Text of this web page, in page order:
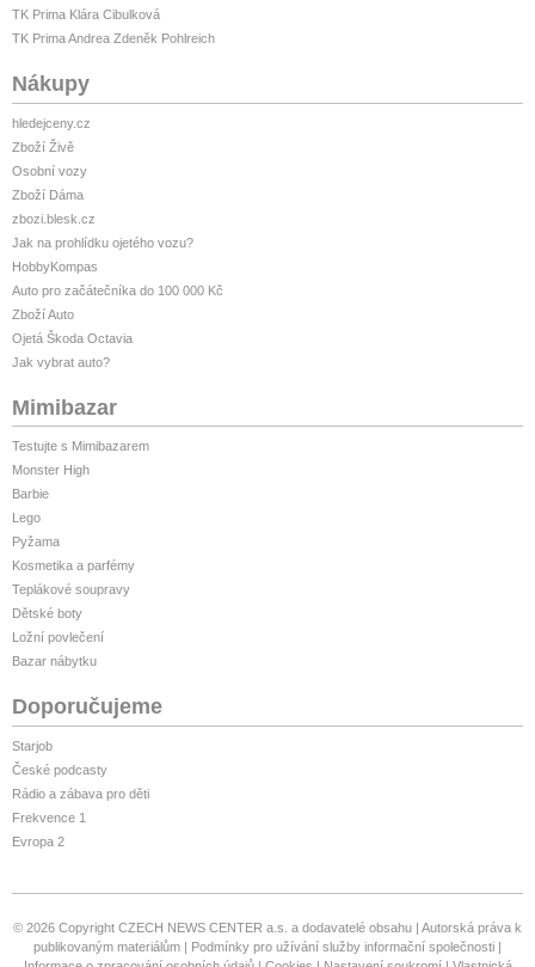
TK Prima Klára Cibulková
TK Prima Andrea Zdeněk Pohlreich
Nákupy
hledejceny.cz
Zboží Živě
Osobní vozy
Zboží Dáma
zbozi.blesk.cz
Jak na prohlídku ojetého vozu?
HobbyKompas
Auto pro začátečníka do 100 000 Kč
Zboží Auto
Ojetá Škoda Octavia
Jak vybrat auto?
Mimibazar
Testujte s Mimibazarem
Monster High
Barbie
Lego
Pyžama
Kosmetika a parfémy
Teplákové soupravy
Dětské boty
Ložní povlečení
Bazar nábytku
Doporučujeme
Starjob
České podcasty
Rádio a zábava pro děti
Frekvence 1
Evropa 2
© 2026 Copyright CZECH NEWS CENTER a.s. a dodavatelé obsahu
Autorská práva k
publikovaným materiálům
Podmínky pro užívání služby informační společnosti